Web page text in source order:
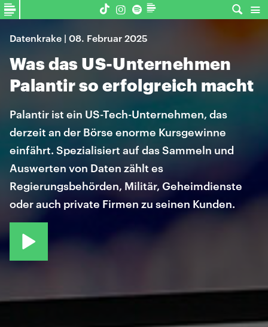
Datenkrake | 08. Februar 2025
Was das US-Unternehmen
Palantir so erfolgreich macht
Palantir ist ein US-Tech-Unternehmen, das
derzeit an der Börse enorme Kursgewinne
einfährt. Spezialisiert auf das Sammeln und
Auswerten von Daten zählt es
Regierungsbehörden, Militär, Geheimdienste
oder auch private Firmen zu seinen Kunden.